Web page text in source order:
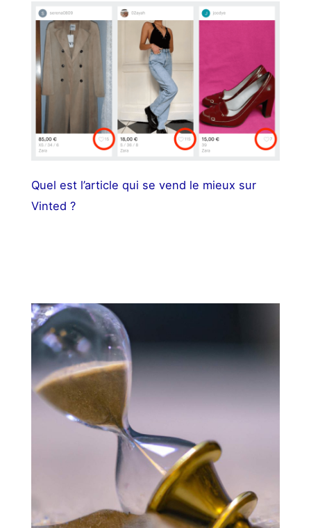
Quel est l’article qui se vend le mieux sur
Vinted ?